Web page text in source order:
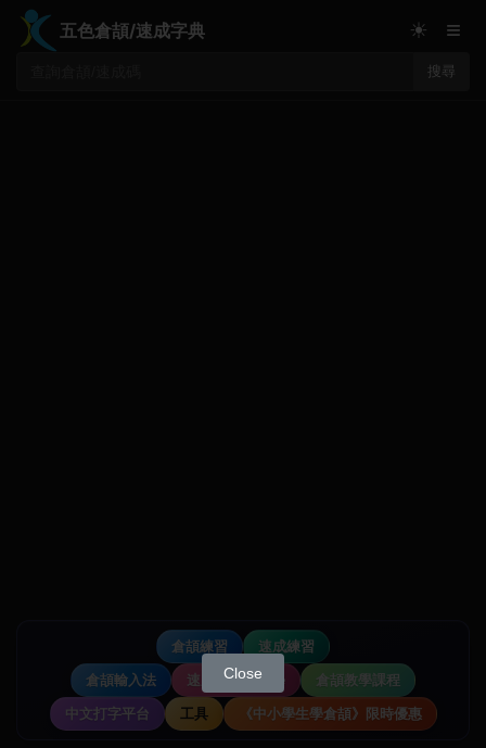
五色倉頡/速成字典
搜尋
☀ ≡
倉頡練習
速成練習
倉頡輸入法
速成輸入法教學
倉頡教學課程
中文打字平台
工具 《中小學生學倉頡》限時優惠
Close